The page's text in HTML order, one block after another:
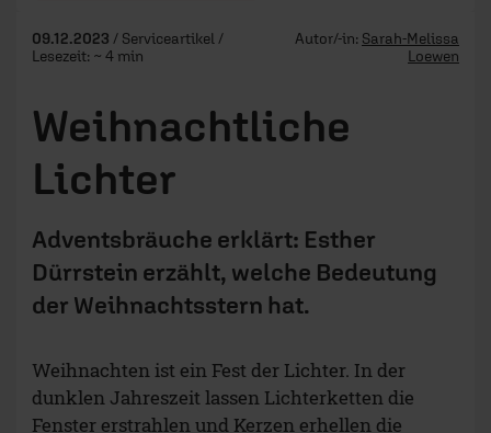
09.12.2023 / Serviceartikel /
Lesezeit: ~ 4 min
Autor/-in: Sarah-Melissa
Loewen
Weihnachtliche
Lichter
Adventsbräuche erklärt: Esther
Dürrstein erzählt, welche Bedeutung
der Weihnachtsstern hat.
Weihnachten ist ein Fest der Lichter. In der
dunklen Jahreszeit lassen Lichterketten die
Fenster erstrahlen und Kerzen erhellen die